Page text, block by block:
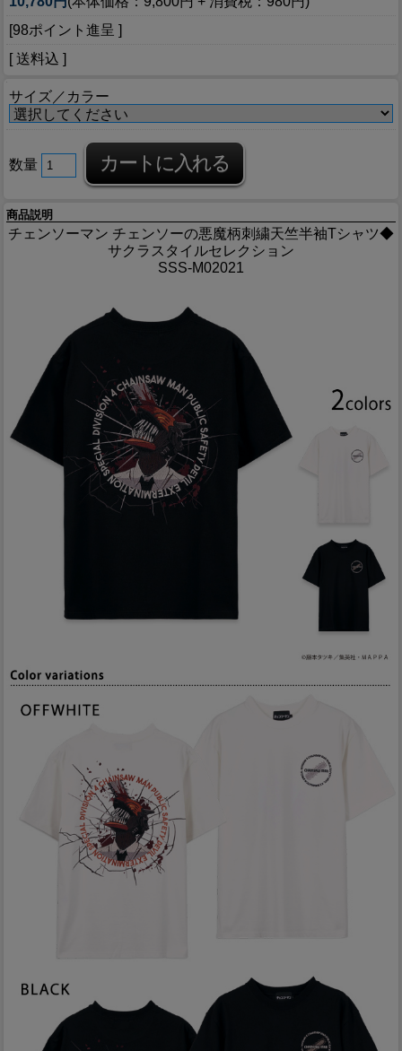
[98ポイント進呈 ]
[ 送料込 ]
サイズ／カラー
数量
商品説明
チェンソーマン チェンソーの悪魔柄刺繍天竺半袖Tシャツ◆
サクラスタイルセレクション
SSS-M02021